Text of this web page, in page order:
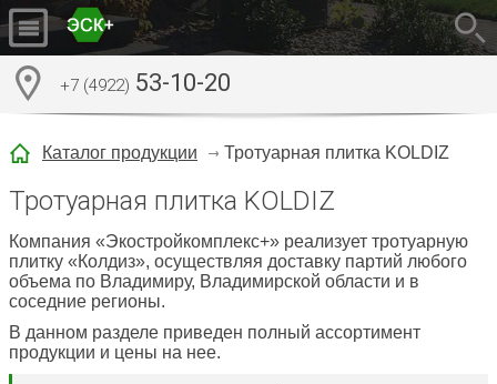
+7 (4922) 53-10-20
Каталог продукции Тротуарная плитка KOLDIZ
Тротуарная плитка KOLDIZ
Компания «Экостройкомплекс+» реализует тротуарную
плитку «Колдиз», осуществляя доставку партий любого
объема по Владимиру, Владимирской области и в
соседние регионы.
В данном разделе приведен полный ассортимент
продукции и цены на нее.